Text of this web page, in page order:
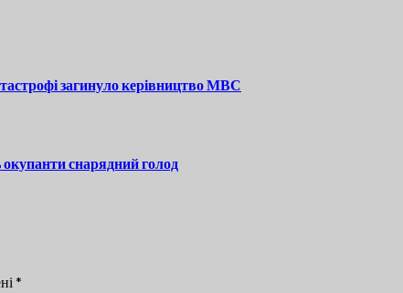
загинуло керівництво МВС
снарядний голод
*